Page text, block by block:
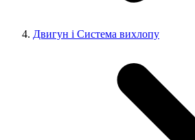
Двигун і Система вихлопу